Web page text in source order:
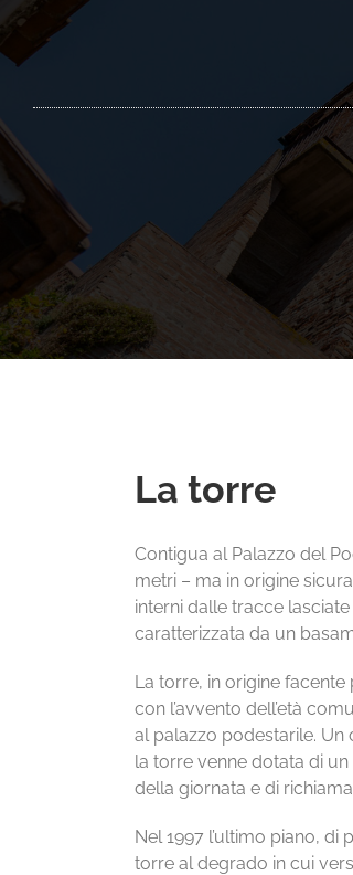
La torre
Contigua al Palazzo del
metri – ma in origine
interni dalle tracce
caratterizzata da un
La torre, in origine
con l’avvento dell’età
al palazzo podestarile.
la torre venne dotata di
della giornata e di
Nel 1997 l’ultimo piano,
torre al degrado in cui